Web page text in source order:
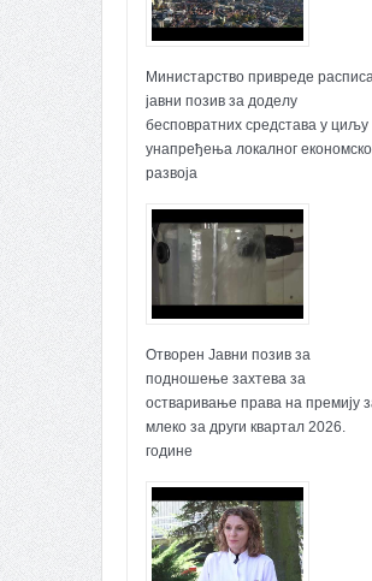
Министарство привреде
јавни позив за доделу
бесповратних средстава у циљу
унапређења локалног
развоја
Отворен Јавни позив за
подношење захтева за
остваривање права на премију
млеко за други квартал 2026.
године